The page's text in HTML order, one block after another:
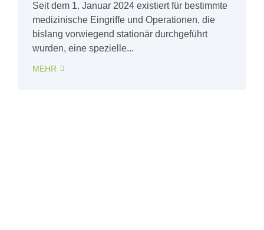
Seit dem 1. Januar 2024 existiert für bestimmte
medizinische Eingriffe und Operationen, die
bislang vorwiegend stationär durchgeführt
wurden, eine spezielle...
MEHR